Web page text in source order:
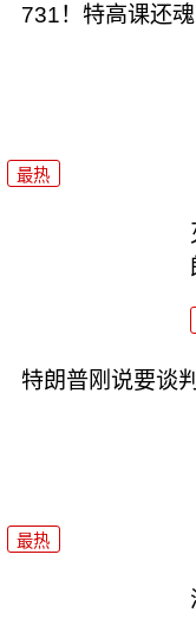
731！特高课还
最热
特朗普刚说要谈
最热